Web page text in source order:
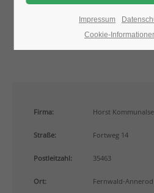
376-293 City Road, Suite 600
San Francisco, CA 94102
info@yourdomain.com
About us
Lorem ipsum dolor sit amet,
elit.
Firma: Horst
Straße: Fortweg 14
Postleitzahl: 35463
Ort: Fernwald-Annerod
Impressum
Cookie-